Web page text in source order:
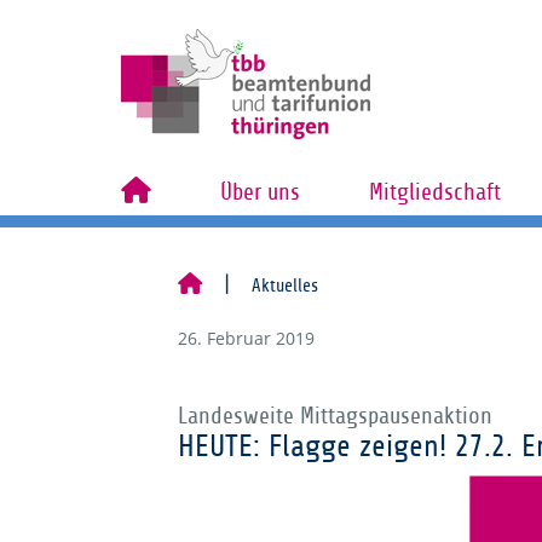
Über uns Mitgliedschaft
Aktuelles
26. Februar 2019
Landesweite Mittagspausenaktion
HEUTE: Flagge zeigen! 27.2.